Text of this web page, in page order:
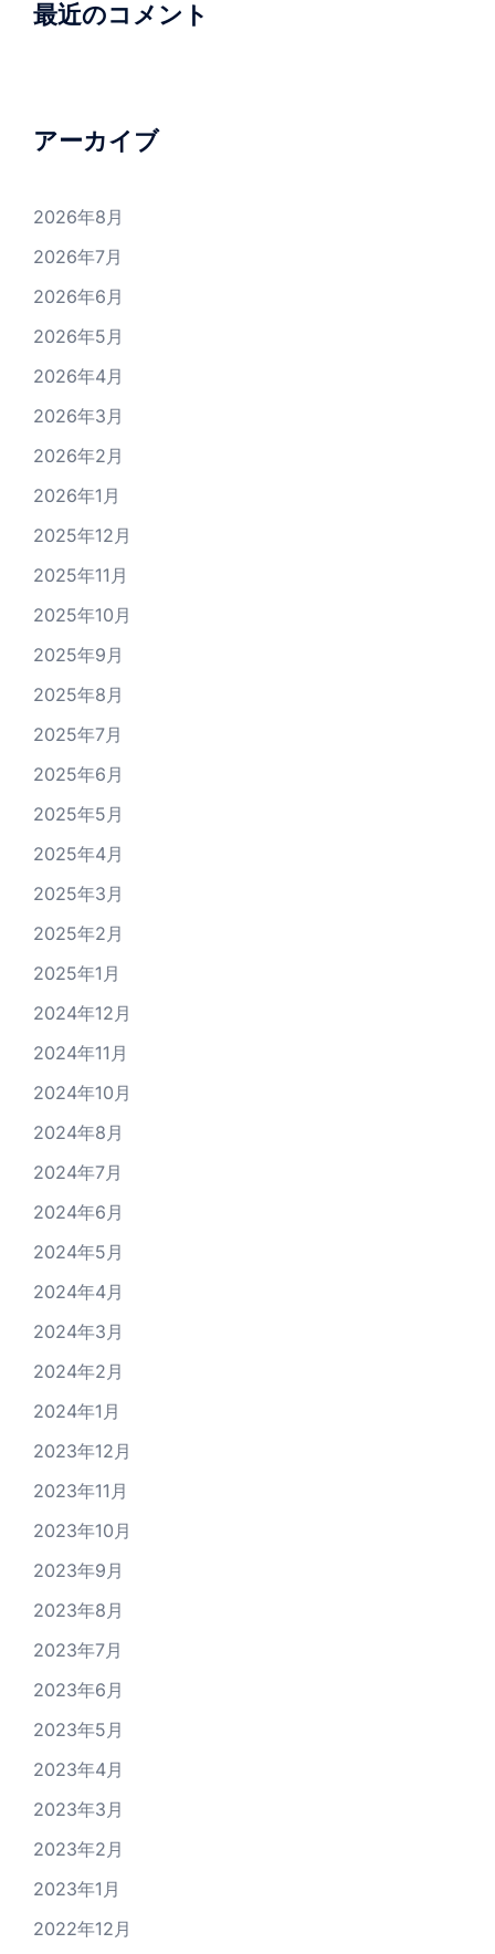
最近のコメント
アーカイブ
2026年8月
2026年7月
2026年6月
2026年5月
2026年4月
2026年3月
2026年2月
2026年1月
2025年12月
2025年11月
2025年10月
2025年9月
2025年8月
2025年7月
2025年6月
2025年5月
2025年4月
2025年3月
2025年2月
2025年1月
2024年12月
2024年11月
2024年10月
2024年8月
2024年7月
2024年6月
2024年5月
2024年4月
2024年3月
2024年2月
2024年1月
2023年12月
2023年11月
2023年10月
2023年9月
2023年8月
2023年7月
2023年6月
2023年5月
2023年4月
2023年3月
2023年2月
2023年1月
2022年12月